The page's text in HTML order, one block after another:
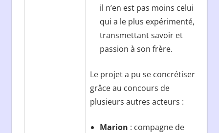
il n’en est pas moins celui
qui a le plus expérimenté,
transmettant savoir et
passion à son frère.
Le projet a pu se concrétiser
grâce au concours de
plusieurs autres acteurs :
Marion : compagne de